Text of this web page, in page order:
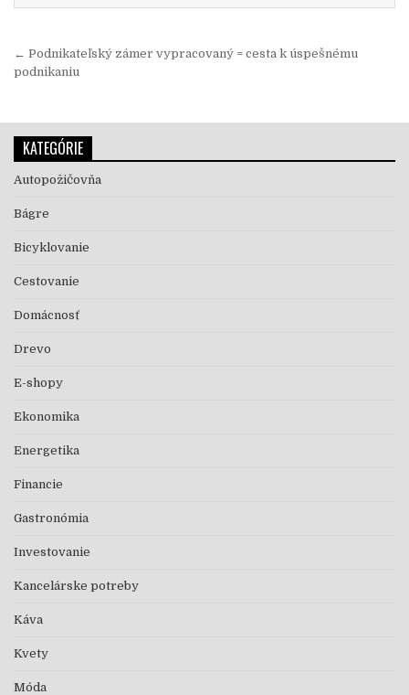
Navigácia v článku
← Podnikateľský zámer vypracovaný = cesta k úspešnému
podnikaniu
KATEGÓRIE
Autopožičovňa
Bágre
Bicyklovanie
Cestovanie
Domácnosť
Drevo
E-shopy
Ekonomika
Energetika
Financie
Gastronómia
Investovanie
Kancelárske potreby
Káva
Kvety
Móda